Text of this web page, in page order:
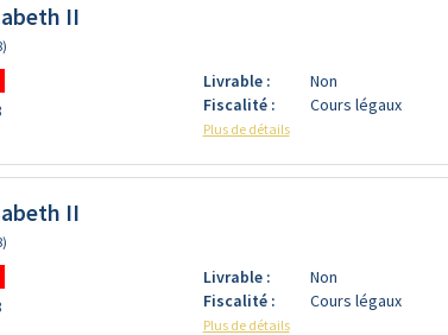
II
Livrable :
Non
Fiscalité :
Cours légaux
Plus de détails
II
Livrable :
Non
Fiscalité :
Cours légaux
Plus de détails